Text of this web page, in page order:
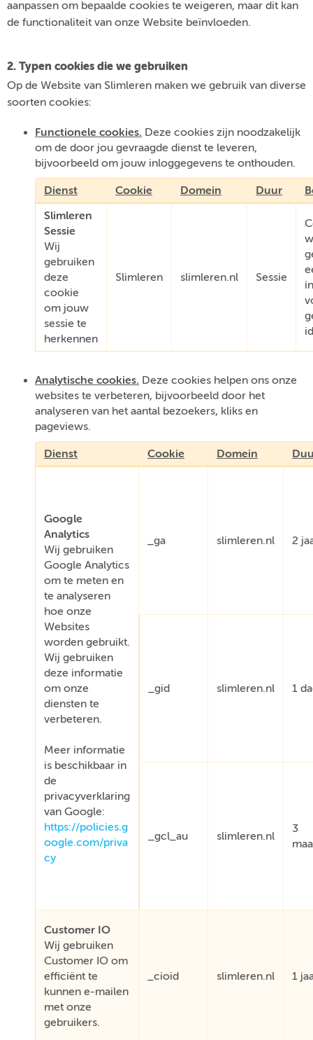
aanpassen om bepaalde cookies te weigeren, maar dit kan
de functionaliteit van onze Website beïnvloeden.
2. Typen cookies die we gebruiken
Op de Website van Slimleren maken we gebruik van diverse
soorten cookies:
Functionele cookies. Deze cookies zijn noodzakelijk
om de door jou gevraagde dienst te leveren,
bijvoorbeeld om jouw inloggegevens te onthouden.
Dienst Cookie Domein Duur
Slimleren
Sessie
Wij
gebruiken
deze
cookie
om jouw
sessie te
herkennen
Slimleren slimleren.nl Sessie
Analytische cookies. Deze cookies helpen ons onze
websites te verbeteren, bijvoorbeeld door het
analyseren van het aantal bezoekers, kliks en
pageviews.
Dienst Cookie Domein
Google
Analytics
Wij gebruiken
Google Analytics
om te meten en
te analyseren
hoe onze
Websites
worden gebruikt.
Wij gebruiken
deze informatie
om onze
diensten te
verbeteren.
Meer informatie
is beschikbaar in
de
privacyverklaring
van Google:
https://policies.g
oogle.com/priva
cy
_ga slimleren.nl 2
_gid slimleren.nl 1
_gcl_au slimleren.nl
3
Customer IO
Wij gebruiken
Customer IO om
efficiënt te
kunnen e-mailen
met onze
gebruikers.
_cioid slimleren.nl 1